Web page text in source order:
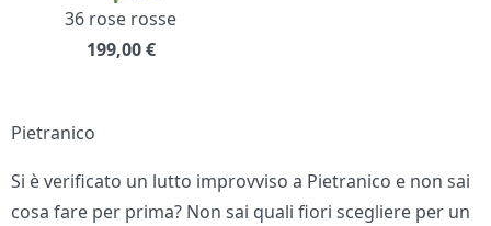
36 rose rosse
199,00 €
Pietranico
Si è verificato un lutto improvviso a Pietranico e non sai
cosa fare per prima? Non sai quali fiori scegliere per un